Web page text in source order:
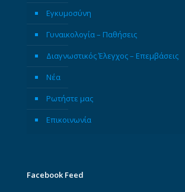
Εγκυμοσύνη
Γυναικολογία – Παθήσεις
Διαγνωστικός Έλεγχος – Επεμβάσεις
Νέα
Ρωτήστε μας
Επικοινωνία
Facebook Feed